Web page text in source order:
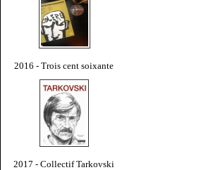
2016 - Trois cent soixante
2017 - Collectif Tarkovski